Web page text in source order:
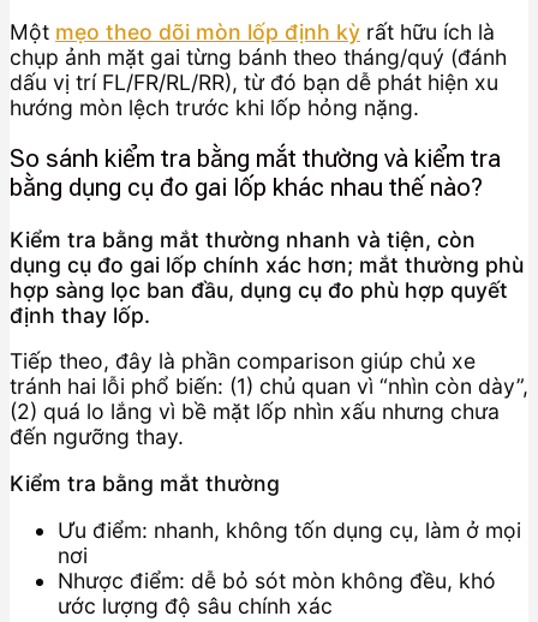
Một mẹo theo dõi mòn lốp định kỳ rất hữu ích là
chụp ảnh mặt gai từng bánh theo tháng/quý (đánh
dấu vị trí FL/FR/RL/RR), từ đó bạn dễ phát hiện xu
hướng mòn lệch trước khi lốp hỏng nặng.
So sánh kiểm tra bằng mắt thường và kiểm tra
bằng dụng cụ đo gai lốp khác nhau thế nào?
Kiểm tra bằng mắt thường nhanh và tiện, còn
dụng cụ đo gai lốp chính xác hơn; mắt thường phù
hợp sàng lọc ban đầu, dụng cụ đo phù hợp quyết
định thay lốp.
Tiếp theo, đây là phần comparison giúp chủ xe
tránh hai lỗi phổ biến: (1) chủ quan vì “nhìn còn dày”,
(2) quá lo lắng vì bề mặt lốp nhìn xấu nhưng chưa
đến ngưỡng thay.
Kiểm tra bằng mắt thường
Ưu điểm: nhanh, không tốn dụng cụ, làm ở mọi
nơi
Nhược điểm: dễ bỏ sót mòn không đều, khó
ước lượng độ sâu chính xác